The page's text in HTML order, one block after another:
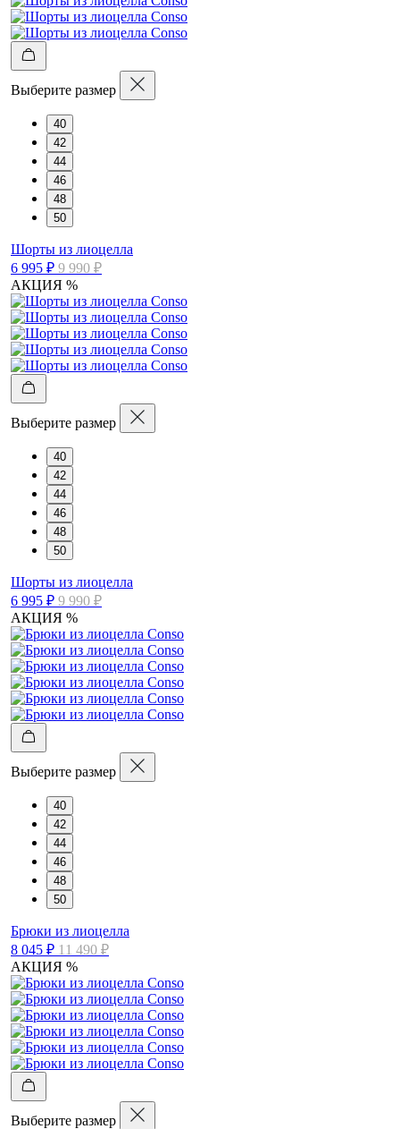
Выберите размер
40
42
44
46
48
50
Шорты из лиоцелла
6 995 ₽ 9 990 ₽
АКЦИЯ %
Выберите размер
40
42
44
46
48
50
Шорты из лиоцелла
6 995 ₽ 9 990 ₽
АКЦИЯ %
Выберите размер
40
42
44
46
48
50
Брюки из лиоцелла
8 045 ₽ 11 490 ₽
АКЦИЯ %
Выберите размер